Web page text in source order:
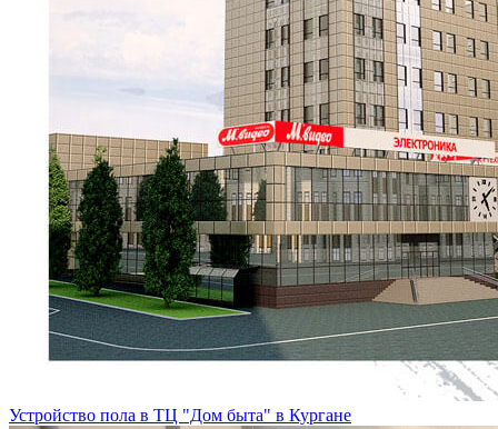
Устройство пола в ТЦ "Дом быта" в Кургане